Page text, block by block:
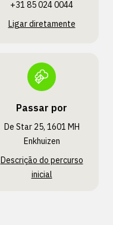
+31 85 024 0044
Ligar diretamente
Passar por
De Star 25, 1601 MH
Enkhuizen
Descrição do percurso
inicial